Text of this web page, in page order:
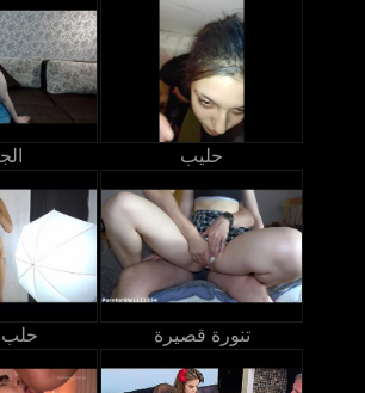
حليب
حلب تنورة قصيرة